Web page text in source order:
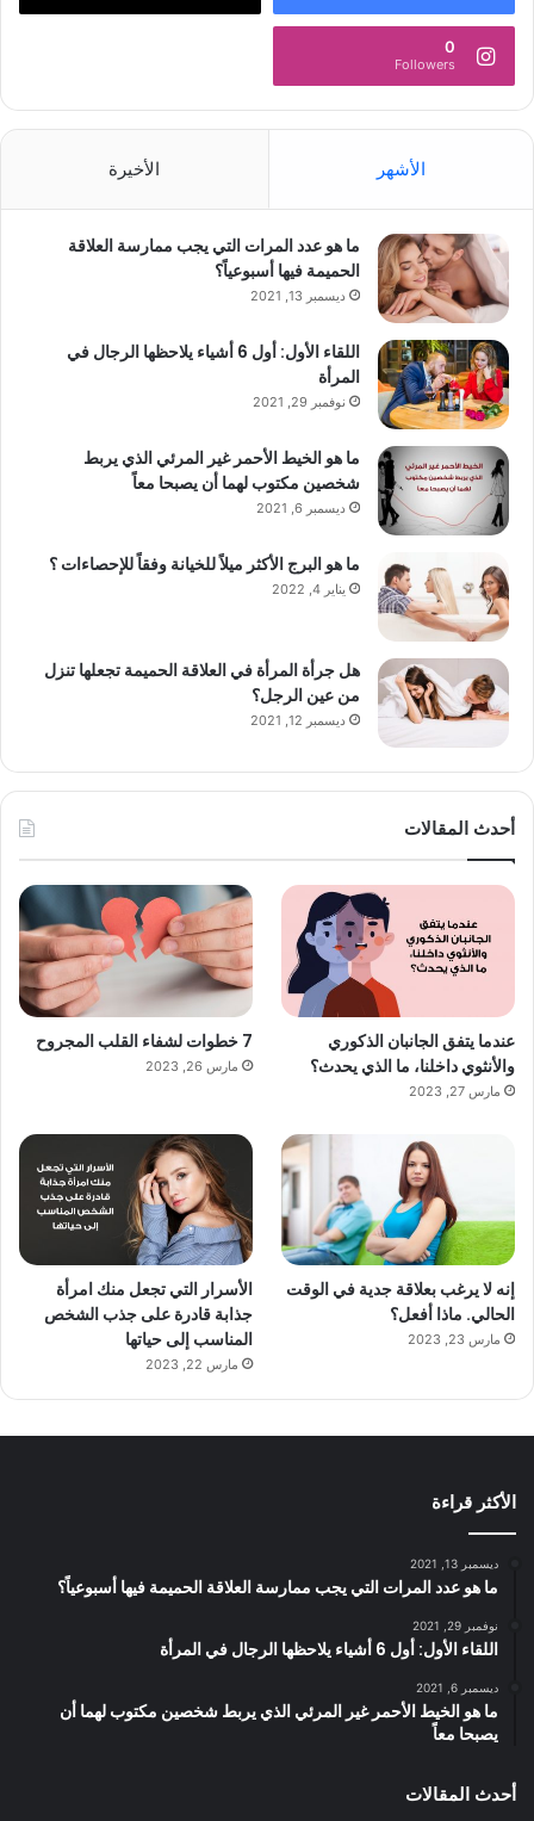
0
Followers
الأشهر الأخيرة
ما هو عدد المرات التي يجب ممارسة العلاقة
الحميمة فيها أسبوعياً؟
ديسمبر 13, 2021
اللقاء الأول: أول 6 أشياء يلاحظها الرجال في
المرأة
نوفمبر 29, 2021
ما هو الخيط الأحمر غير المرئي الذي يربط
شخصين مكتوب لهما أن يصبحا معاً
ديسمبر 6, 2021
ما هو البرج الأكثر ميلاً للخيانة وفقاً للإحصاءات ؟
يناير 4, 2022
هل جرأة المرأة في العلاقة الحميمة تجعلها تنزل
من عين الرجل؟
ديسمبر 12, 2021
أحدث المقالات
عندما يتفق الجانبان الذكوري
والأنثوي داخلنا، ما الذي يحدث؟
مارس 27, 2023
7 خطوات لشفاء القلب المجروح
مارس 26, 2023
إنه لا يرغب بعلاقة جدية في الوقت
الحالي. ماذا أفعل؟
مارس 23, 2023
الأسرار التي تجعل منك امرأة
جذابة قادرة على جذب الشخص
المناسب إلى حياتها
مارس 22, 2023
الأكثر قراءة
ديسمبر 13, 2021
ما هو عدد المرات التي يجب ممارسة العلاقة الحميمة فيها أسبوعياً؟
نوفمبر 29, 2021
اللقاء الأول: أول 6 أشياء يلاحظها الرجال في المرأة
ديسمبر 6, 2021
ما هو الخيط الأحمر غير المرئي الذي يربط شخصين مكتوب لهما أن
يصبحا معاً
أحدث المقالات